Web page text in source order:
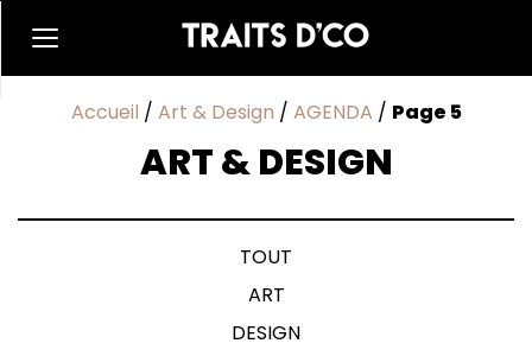
Accueil / Art & Design / AGENDA / Page 5
ART & DESIGN
TOUT
ART
DESIGN